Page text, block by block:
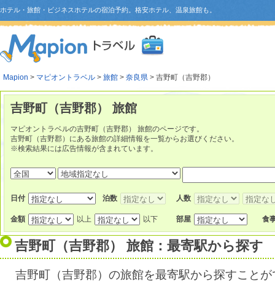
ホテル・旅館・ビジネスホテルの宿泊予約。格安ホテル、温泉旅館も。
Mapion > マピオントラベル > 旅館 > 奈良県 > 吉野町（吉野郡）
吉野町（吉野郡） 旅館
マピオントラベルの吉野町（吉野郡） 旅館のページです。
吉野町（吉野郡）にある旅館の詳細情報を一覧からお選びください。
※検索結果には広告情報が含まれています。
日付 泊数 人数
金額 以上 以下 部屋 食
吉野町（吉野郡） 旅館：最寄駅から探す
吉野町（吉野郡）の旅館を最寄駅から探すこと